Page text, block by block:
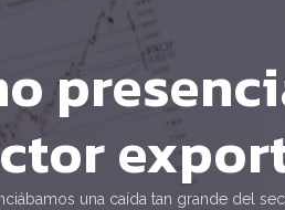
una caída tan grande del